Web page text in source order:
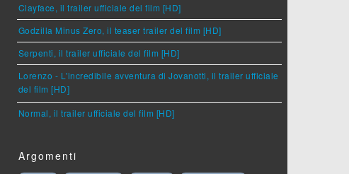
Clayface, il trailer ufficiale del film [HD]
Godzilla Minus Zero, il teaser trailer del film [HD]
Serpenti, il trailer ufficiale del film [HD]
Lorenzo - L'incredibile avventura di Jovanotti, il trailer ufficiale
del film [HD]
Normal, il trailer ufficiale del film [HD]
Argomenti